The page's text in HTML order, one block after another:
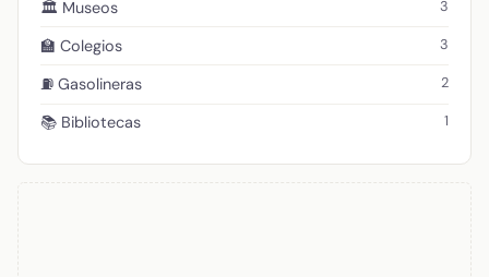
🏛️ Museos 3
🏫 Colegios 3
⛽ Gasolineras 2
📚 Bibliotecas 1